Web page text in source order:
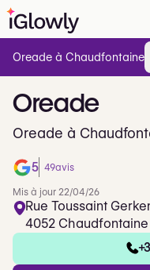
Oreade
Oreade à
5 49avis
Mis à jour 22/04/26
Rue Toussaint
4052 Chaudfontaine
Oreade à Chaudfontaine